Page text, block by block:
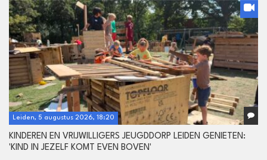
Leiden, 5 augustus 2026, 18:20
KINDEREN EN VRIJWILLIGERS JEUGDDORP LEIDEN GENIETEN:
'KIND IN JEZELF KOMT EVEN BOVEN'